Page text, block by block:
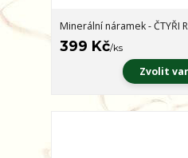
Minerální náramek - ČTYŘI
399 Kč/ks
Zvolit